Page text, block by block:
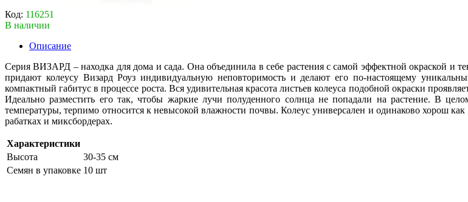
Код: 116251
В наличии
Описание
Серия ВИЗАРД – находка для дома и сада. Она объединила в себе растения с самой эффектной окраской и
придают колеусу Визард Роуз индивидуальную неповторимость и делают его по-настоящему
компактный габитус в процессе роста. Вся удивительная красота листьев колеуса подобной окраски
Идеально разместить его так, чтобы жаркие лучи полуденного солнца не попадали на растение. В
температуры, терпимо относится к невысокой влажности почвы. Колеус универсален и одинаково хорош
рабатках и миксбордерах.
Характеристики
Высота
30-35 см
Семян в упаковке 10 шт